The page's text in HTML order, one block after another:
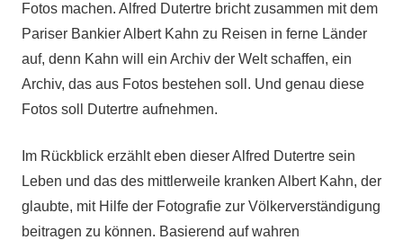
Fotos machen. Alfred Dutertre bricht zusammen mit dem
Pariser Bankier Albert Kahn zu Reisen in ferne Länder
auf, denn Kahn will ein Archiv der Welt schaffen, ein
Archiv, das aus Fotos bestehen soll. Und genau diese
Fotos soll Dutertre aufnehmen.
Im Rückblick erzählt eben dieser Alfred Dutertre sein
Leben und das des mittlerweile kranken Albert Kahn, der
glaubte, mit Hilfe der Fotografie zur Völkerverständigung
beitragen zu können. Basierend auf wahren